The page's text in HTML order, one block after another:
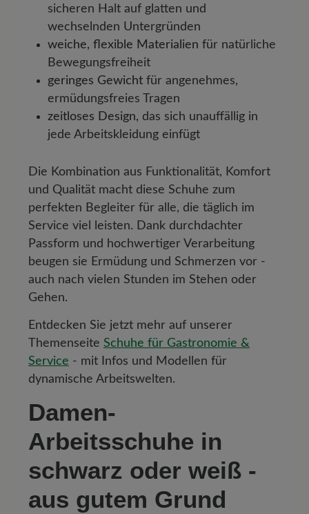
sicheren Halt auf glatten und
wechselnden Untergründen
weiche, flexible Materialien für natürliche
Bewegungsfreiheit
geringes Gewicht für angenehmes,
ermüdungsfreies Tragen
zeitloses Design, das sich unauffällig in
jede Arbeitskleidung einfügt
Die Kombination aus Funktionalität, Komfort
und Qualität macht diese Schuhe zum
perfekten Begleiter für alle, die täglich im
Service viel leisten. Dank durchdachter
Passform und hochwertiger Verarbeitung
beugen sie Ermüdung und Schmerzen vor -
auch nach vielen Stunden im Stehen oder
Gehen.
Entdecken Sie jetzt mehr auf unserer
Themenseite Schuhe für Gastronomie &
Service - mit Infos und Modellen für
dynamische Arbeitswelten.
Damen-
Arbeitsschuhe in
schwarz oder weiß -
aus gutem Grund